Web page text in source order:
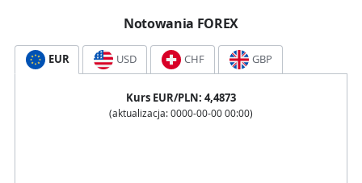
Notowania FOREX
EUR USD CHF GBP
Kurs EUR/PLN: 4,4873
(aktualizacja: 0000-00-00 00:00)